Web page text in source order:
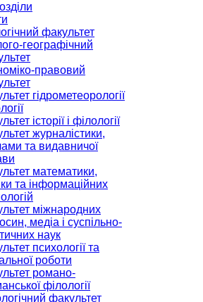
факультет
географічний
правовий
гідрометеорології
історії і філології
журналістики,
та видавничої
математики,
та інформаційних
міжнародних
медіа і суспільно-
наук
психології та
роботи
романо-
філології
факультет